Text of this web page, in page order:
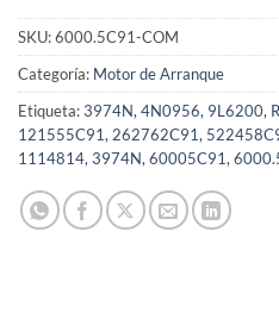
SKU:6000.5C91-COM
Categoría: Motor de Arranque
Etiqueta:3974N, 4N0956, 9L6200,
121555C91, 262762C91,
1114814, 3974N, 60005C91,